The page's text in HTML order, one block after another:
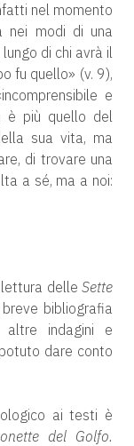
nel momento
nei modi di una
di chi avrà il
fu quello» (v. 9),
e
è più quello del
sua vita, ma
di trovare una
a sé, ma a noi:
delle Sette
bibliografia
altre indagini e
dare conto
ai testi è
del Golfo.